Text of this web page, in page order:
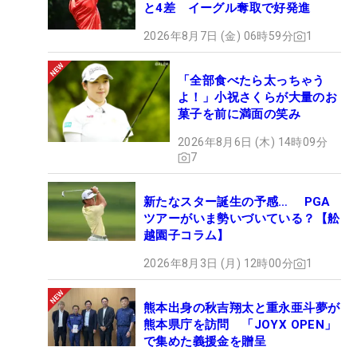
と4差 イーグル奪取で好発進
2026年8月7日 (金) 06時59分 1
「全部食べたら太っちゃう
よ！」小祝さくらが大量のお
菓子を前に満面の笑み
2026年8月6日 (木) 14時09分
7
新たなスター誕生の予感… PGA
ツアーがいま勢いづいている？【舩
越園子コラム】
2026年8月3日 (月) 12時00分 1
熊本出身の秋吉翔太と重永亜斗夢が
熊本県庁を訪問 「JOYX OPEN」
で集めた義援金を贈呈